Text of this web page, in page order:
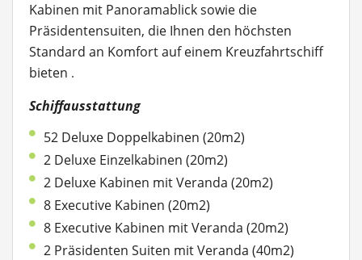
Kabinen mit Panoramablick sowie die
Präsidentensuiten, die Ihnen den höchsten
Standard an Komfort auf einem Kreuzfahrtschiff
bieten .
Schiffausstattung
52 Deluxe Doppelkabinen (20m2)
2 Deluxe Einzelkabinen (20m2)
2 Deluxe Kabinen mit Veranda (20m2)
8 Executive Kabinen (20m2)
8 Executive Kabinen mit Veranda (20m2)
2 Präsidenten Suiten mit Veranda (40m2)